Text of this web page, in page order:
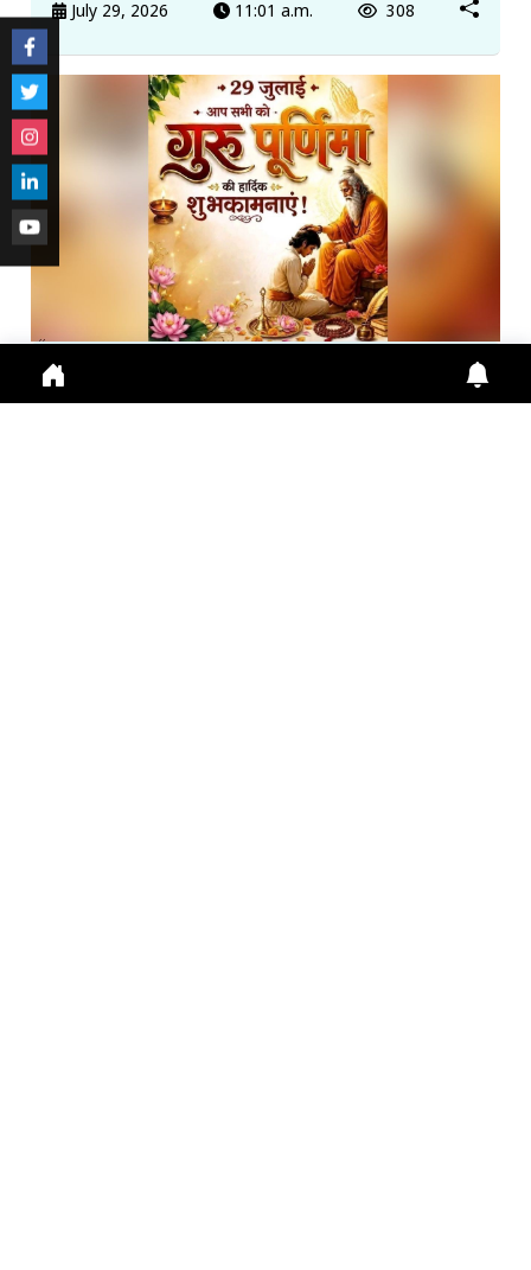
July 29, 2026 11:01 a.m. 308
गुरु पूर्णिमा 2026: गुरु महिमा, आस्था और भारतीय संस्कृति का ...